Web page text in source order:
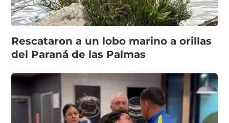
Rescataron a un lobo marino a orillas
del Paraná de las Palmas